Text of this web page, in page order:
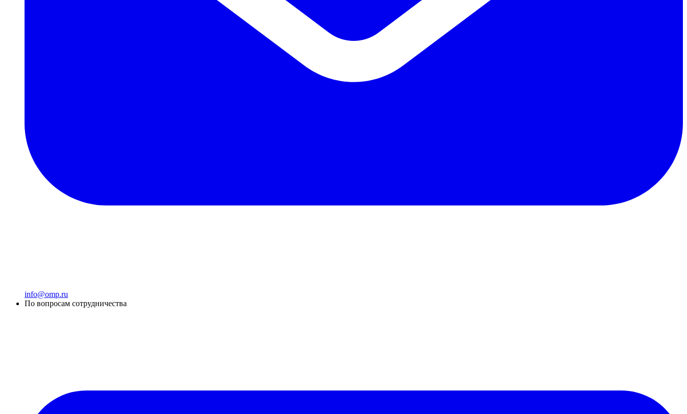
info@omp.ru
По вопросам сотрудничества